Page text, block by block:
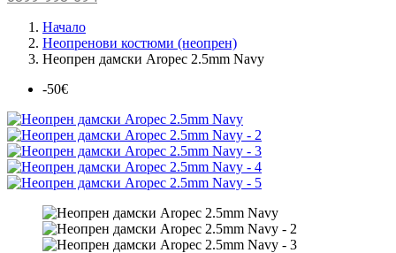
Начало
Неопренови костюми (неопрен)
Неопрен дамски Aropec 2.5mm Navy
-50€